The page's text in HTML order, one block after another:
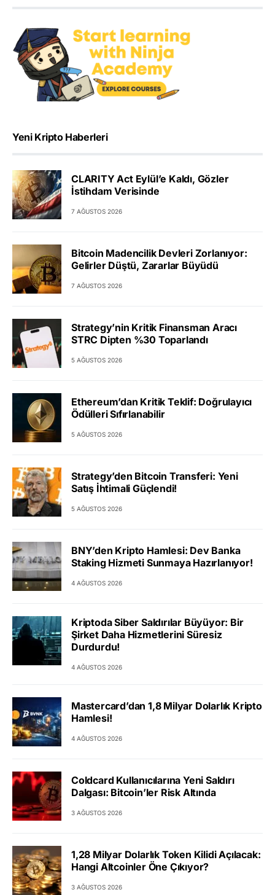
Yeni Kripto Haberleri
CLARITY Act Eylül’e Kaldı, Gözler
İstihdam Verisinde
7 AĞUSTOS 2026
Bitcoin Madencilik Devleri Zorlanıyor:
Gelirler Düştü, Zararlar Büyüdü
7 AĞUSTOS 2026
Strategy’nin Kritik Finansman Aracı
STRC Dipten %30 Toparlandı
5 AĞUSTOS 2026
Ethereum’dan Kritik Teklif: Doğrulayıcı
Ödülleri Sıfırlanabilir
5 AĞUSTOS 2026
Strategy’den Bitcoin Transferi: Yeni
Satış İhtimali Güçlendi!
5 AĞUSTOS 2026
BNY’den Kripto Hamlesi: Dev Banka
Staking Hizmeti Sunmaya Hazırlanıyor!
4 AĞUSTOS 2026
Kriptoda Siber Saldırılar Büyüyor: Bir
Şirket Daha Hizmetlerini Süresiz
Durdurdu!
4 AĞUSTOS 2026
Mastercard’dan 1,8 Milyar Dolarlık Kripto
Hamlesi!
4 AĞUSTOS 2026
Coldcard Kullanıcılarına Yeni Saldırı
Dalgası: Bitcoin’ler Risk Altında
3 AĞUSTOS 2026
1,28 Milyar Dolarlık Token Kilidi Açılacak:
Hangi Altcoinler Öne Çıkıyor?
3 AĞUSTOS 2026